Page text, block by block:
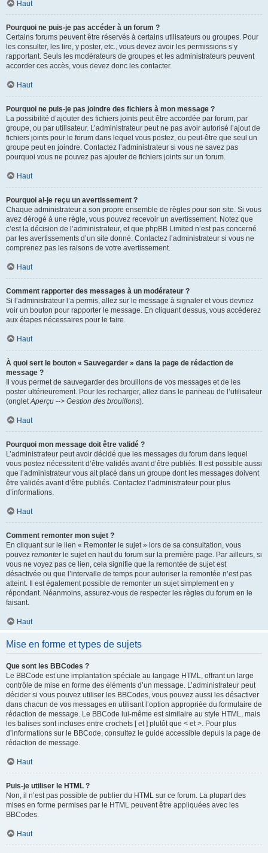
Haut
Pourquoi ne puis-je pas accéder à un forum ?
Certains forums peuvent être réservés à certains utilisateurs ou groupes. Pour
les consulter, les lire, y poster, etc., vous devez avoir les permissions s’y
rapportant. Seuls les modérateurs de groupes et les administrateurs peuvent
accorder ces accès, vous devez donc les contacter.
Haut
Pourquoi ne puis-je pas joindre des fichiers à mon message ?
La possibilité d’ajouter des fichiers joints peut être accordée par forum, par
groupe, ou par utilisateur. L’administrateur peut ne pas avoir autorisé l’ajout de
fichiers joints pour le forum dans lequel vous postez, ou peut-être que seul un
groupe peut en joindre. Contactez l’administrateur si vous ne savez pas
pourquoi vous ne pouvez pas ajouter de fichiers joints sur un forum.
Haut
Pourquoi ai-je reçu un avertissement ?
Chaque administrateur a son propre ensemble de règles pour son site. Si vous
avez dérogé à une règle, vous pouvez recevoir un avertissement. Notez que
c’est la décision de l’administrateur, et que phpBB Limited n’est pas concerné
par les avertissements d’un site donné. Contactez l’administrateur si vous ne
comprenez pas les raisons de votre avertissement.
Haut
Comment rapporter des messages à un modérateur ?
Si l’administrateur l’a permis, allez sur le message à signaler et vous devriez
voir un bouton pour rapporter le message. En cliquant dessus, vous accéderez
aux étapes nécessaires pour le faire.
Haut
À quoi sert le bouton « Sauvegarder » dans la page de rédaction de
message ?
Il vous permet de sauvegarder des brouillons de vos messages et de les
poster ultérieurement. Pour les recharger, allez dans le panneau de l’utilisateur
(ongletAperçu --> Gestion des brouillons).
Haut
Pourquoi mon message doit être validé ?
L’administrateur peut avoir décidé que les messages du forum dans lequel
vous postez nécessitent d’être validés avant d’être publiés. Il est possible aussi
que l’administrateur vous ait placé dans un groupe dont les messages doivent
être validés avant d’être publiés. Contactez l’administrateur pour plus
d’informations.
Haut
Comment remonter mon sujet ?
En cliquant sur le lien « Remonter le sujet » lors de sa consultation, vous
pouvez remonterle sujet en haut du forum sur la première page. Par ailleurs, si
vous ne voyez pas ce lien, cela signifie que la remontée de sujet est
désactivée ou que l’intervalle de temps pour autoriser la remontée n’est pas
atteint. Il est également possible de remonter un sujet simplement en y
répondant. Néanmoins, assurez-vous de respecter les règles du forum en le
faisant.
Haut
Mise en forme et types de sujets
Que sont les BBCodes ?
Le BBCode est une implantation spéciale au langage HTML, offrant un large
contrôle de mise en forme des éléments d’un message. L’administrateur peut
décider si vous pouvez utiliser les BBCodes, vous pouvez aussi les désactiver
dans chacun de vos messages en utilisant l’option appropriée du formulaire de
rédaction de message. Le BBCode lui-même est similaire au style HTML, mais
les balises sont incluses entre crochets [ et ] plutôt que < et >. Pour plus
d’informations sur le BBCode, consultez le guide accessible depuis la page de
rédaction de message.
Haut
Puis-je utiliser le HTML ?
Non, il n’est pas possible de publier du HTML sur ce forum. La plupart des
mises en forme permises par le HTML peuvent être appliquées avec les
BBCodes.
Haut